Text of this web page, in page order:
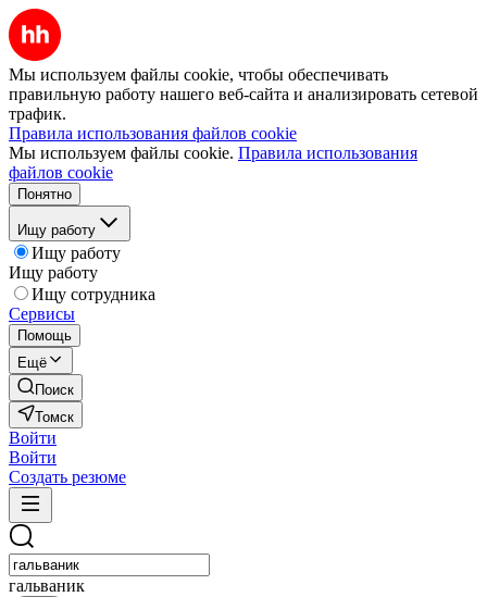
Мы используем файлы cookie, чтобы обеспечивать
правильную работу нашего веб-сайта и анализировать сетевой
трафик.
Правила использования файлов cookie
Мы используем файлы cookie. Правила использования
файлов cookie
Понятно
Ищу работу
Ищу работу
Ищу работу
Ищу сотрудника
Сервисы
Помощь
Ещё
Поиск
Томск
Войти
Войти
Создать резюме
гальваник